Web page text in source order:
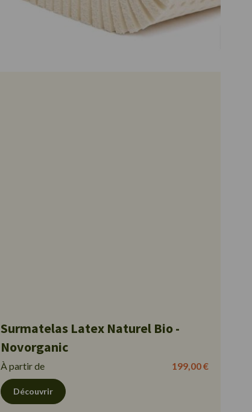
Surmatelas Latex Naturel Bio -
Novorganic
À partir de 199,00 €
Découvrir